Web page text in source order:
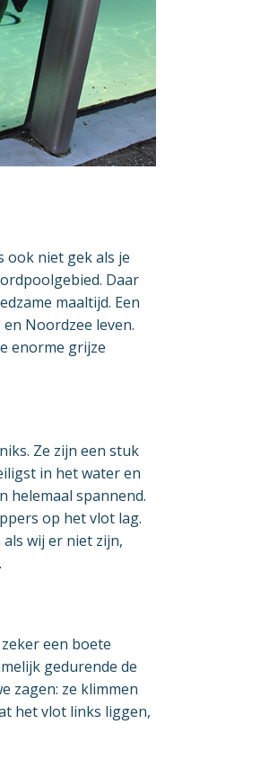
ook niet gek als je
Daar
maaltijd. Een
Noordzee leven.
enorme grijze
Ze zijn een stuk
in het water en
helemaal spannend.
op het vlot lag.
wij er niet zijn,
een boete
gedurende de
zagen: ze klimmen
het vlot links liggen,